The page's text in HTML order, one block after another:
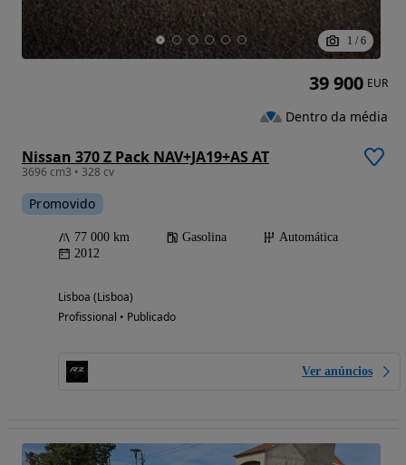
1 / 6
Nissan 370 Z Pack NAV+JA19+AS AT
3696 cm3 • 328 cv
Promovido
77 000 km Gasolina
Automática
2012
Lisboa (Lisboa)
Profissional • Publicado
Ver anúncios
39 900 EUR
Dentro da média